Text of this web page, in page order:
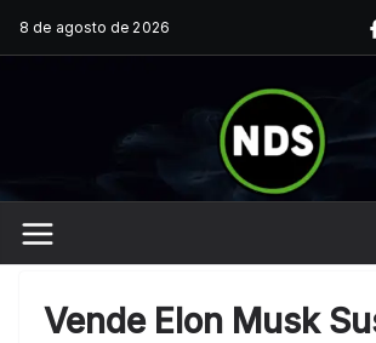
Saltar
al
8 de agosto de 2026
Vende Elon Musk